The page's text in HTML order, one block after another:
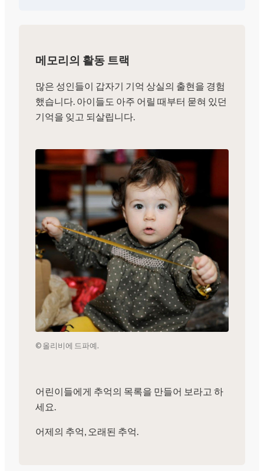
메모리의 활동 트랙
많은 성인들이 갑자기 기억 상실의 출현을 경험
했습니다. 아이들도 아주 어릴 때부터 묻혀 있던
기억을 잊고 되살립니다.
© 올리비에 드파예.
어린이들에게 추억의 목록을 만들어 보라고 하
세요.
어제의 추억, 오래된 추억.